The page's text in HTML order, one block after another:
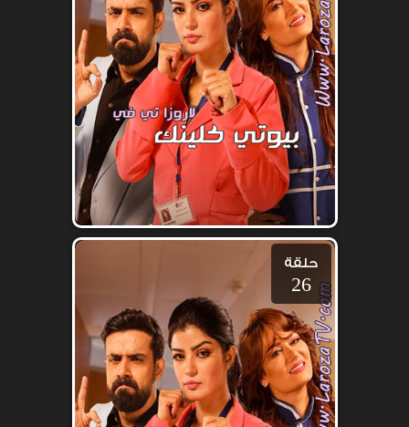
حلقة
26